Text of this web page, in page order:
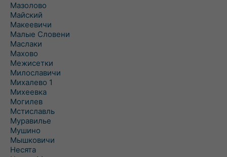
Мазолово
Майский
Макеевичи
Малые Словени
Маслаки
Махово
Межисетки
Милославичи
Михалево 1
Михеевка
Могилев
Мстиславль
Муравилье
Мушино
Мышковичи
Несята